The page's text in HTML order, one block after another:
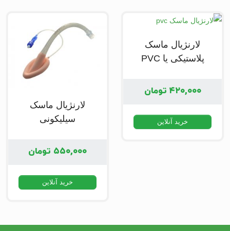
لارنژیال ماسک
پلاستیکی یا PVC
۴۲۰,۰۰۰ تومان
خرید آنلاین
لارنژیال ماسک
سیلیکونی
۵۵۰,۰۰۰ تومان
خرید آنلاین